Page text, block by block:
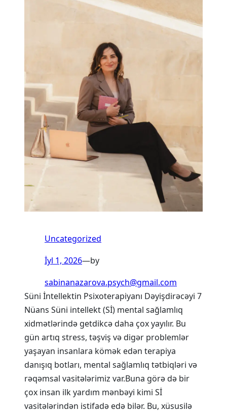
Uncategorized
İyl 1, 2026—by
sabinanazarova.psych@gmail.com
Süni İntellektin Psixoterapiyanı Dəyişdirəcəyi 7
Nüans Süni intellekt (Sİ) mental sağlamlıq
xidmətlərində getdikcə daha çox yayılır. Bu
gün artıq stress, təşviş və digər problemlər
yaşayan insanlara kömək edən terapiya
danışıq botları, mental sağlamlıq tətbiqləri və
rəqəmsal vasitələrimiz var.Buna görə də bir
çox insan ilk yardım mənbəyi kimi Sİ
vasitələrindən istifadə edə bilər. Bu, xüsusilə